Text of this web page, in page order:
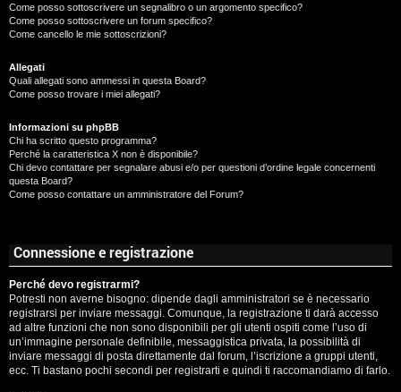
Come posso sottoscrivere un segnalibro o un argomento specifico?
Come posso sottoscrivere un forum specifico?
Come cancello le mie sottoscrizioni?
Allegati
Quali allegati sono ammessi in questa Board?
Come posso trovare i miei allegati?
Informazioni su phpBB
Chi ha scritto questo programma?
Perché la caratteristica X non è disponibile?
Chi devo contattare per segnalare abusi e/o per questioni d’ordine legale concernenti
questa Board?
Come posso contattare un amministratore del Forum?
Connessione e registrazione
Perché devo registrarmi?
Potresti non averne bisogno: dipende dagli amministratori se è necessario
registrarsi per inviare messaggi. Comunque, la registrazione ti darà accesso
ad altre funzioni che non sono disponibili per gli utenti ospiti come l’uso di
un’immagine personale definibile, messaggistica privata, la possibilità di
inviare messaggi di posta direttamente dal forum, l’iscrizione a gruppi utenti,
ecc. Ti bastano pochi secondi per registrarti e quindi ti raccomandiamo di farlo.